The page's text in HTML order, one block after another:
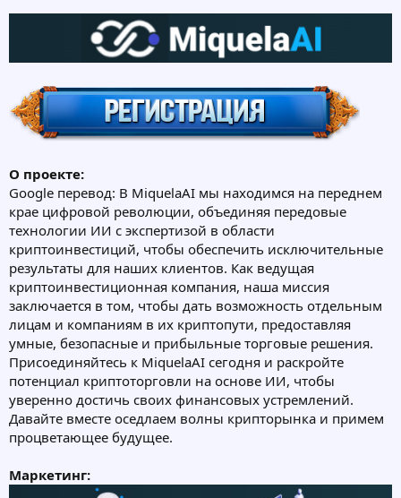
О проекте:
Google перевод: В MiquelaAI мы находимся на переднем
крае цифровой революции, объединяя передовые
технологии ИИ с экспертизой в области
криптоинвестиций, чтобы обеспечить исключительные
результаты для наших клиентов. Как ведущая
криптоинвестиционная компания, наша миссия
заключается в том, чтобы дать возможность отдельным
лицам и компаниям в их криптопути, предоставляя
умные, безопасные и прибыльные торговые решения.
Присоединяйтесь к MiquelaAI сегодня и раскройте
потенциал криптоторговли на основе ИИ, чтобы
уверенно достичь своих финансовых устремлений.
Давайте вместе оседлаем волны крипторынка и примем
процветающее будущее.
Маркетинг: